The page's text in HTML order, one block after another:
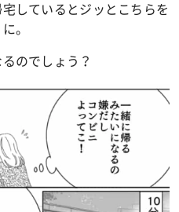
しているとジッとこちらを
。
のでしょう？